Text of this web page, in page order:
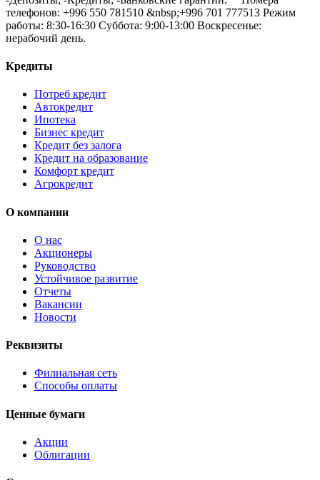
телефонов: +996 550 781510 &nbsp;+996 701 777513 Режим
работы: 8:30-16:30 Суббота: 9:00-13:00 Воскресенье:
нерабочий день.
Кредиты
Потреб кредит
Автокредит
Ипотека
Бизнес кредит
Кредит без залога
Кредит на образование
Комфорт кредит
Агрокредит
О компании
О нас
Акционеры
Руководство
Устойчивое развитие
Отчеты
Вакансии
Новости
Реквизиты
Филиальная сеть
Способы оплаты
Ценные бумаги
Акции
Облигации